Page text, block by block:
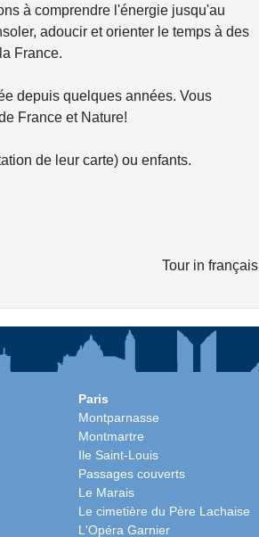
à comprendre l'énergie jusqu'au
adoucir et orienter le temps à des
France.
depuis quelques années. Vous
France et Nature!
de leur carte) ou enfants.
Tour in français
Paris
Montparnasse
Montmartre
Ile Saint-Louis
Passages couverts
Le Marais
Le cimetière du Père Lachaise
L'Opéra Garnier